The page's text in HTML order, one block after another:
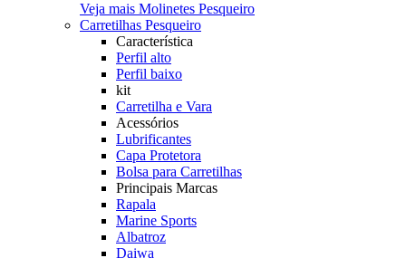
Veja mais Molinetes Pesqueiro
Carretilhas Pesqueiro
Característica
Perfil alto
Perfil baixo
kit
Carretilha e Vara
Acessórios
Lubrificantes
Capa Protetora
Bolsa para Carretilhas
Principais Marcas
Rapala
Marine Sports
Albatroz
Daiwa